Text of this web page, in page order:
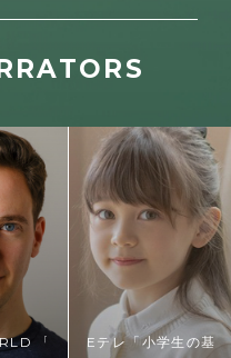
Studio Partner
「Japanplogy Plus」
Eテレ「小学生の基